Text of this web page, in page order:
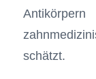
schätzt.